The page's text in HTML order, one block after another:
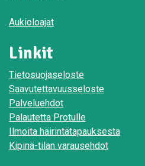
Aukioloajat
Linkit
Tietosuojaseloste
Saavutettavuusseloste
Palveluehdot
Palautetta Protulle
Ilmoita häirintätapauksesta
Kipinä-tilan varausehdot